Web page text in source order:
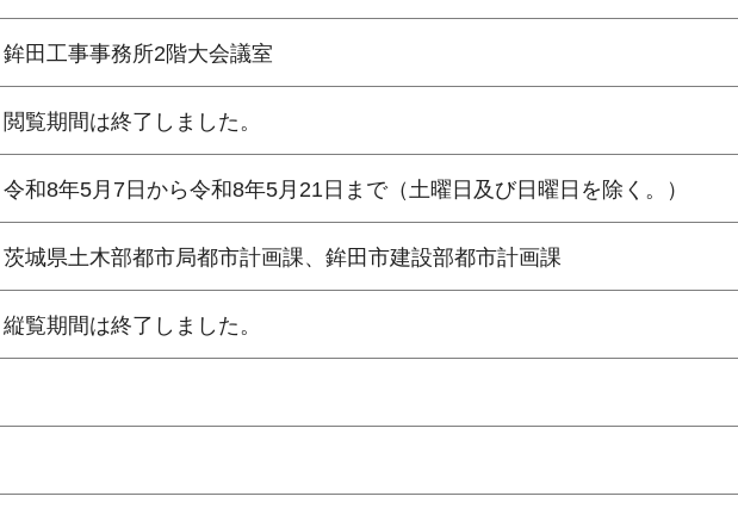
鉾田工事事務所2階大会議室
閲覧期間は終了しました。
令和8年5月7日から令和8年5月21日まで（土曜日及び日曜日を除く。）
茨城県土木部都市局都市計画課、鉾田市建設部都市計画課
縦覧期間は終了しました。